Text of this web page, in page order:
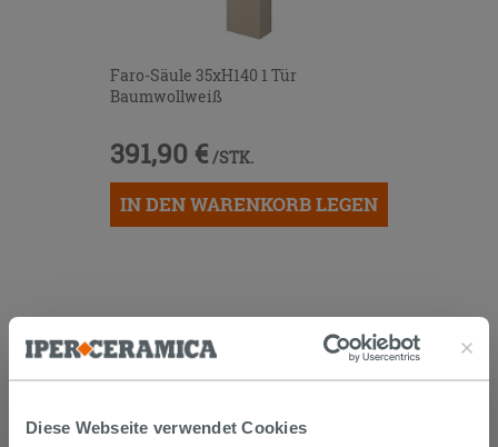
Diese Webseite verwendet Cookies
Faro-Säule 35xH140 1 Tür
Baumwollweiß
391,90 € /STK.
IN DEN WARENKORB LEGEN
KUNDEN, DIE DIESEN ARTIKEL
GEKAUFT HABEN, KAUFTEN
AUCH...